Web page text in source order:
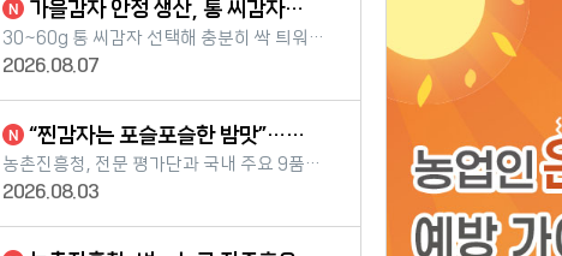
가을감자 안정 생산, 통 씨감자
선택과 초기 ...
30~60g 통 씨감자 선택해 충분히 싹 틔워
파종 물길 정비 후 알맞은 깊이로 심어 부패·
이승돈)은 가을 감자를 안정적으로
생산하려면 통 씨감자의 크기와 싹 발...
2026.08.07
“찐감자는 포슬포슬한 밤맛”…
소비자 사로잡은 ...
농촌진흥청, 전문 평가단과 국내 주요 9품종
맛·향·식감 등 19개 감각 특성 분석 ‘밤
품종별 맞춤형 조리법·고품질 육...
2026.08.03